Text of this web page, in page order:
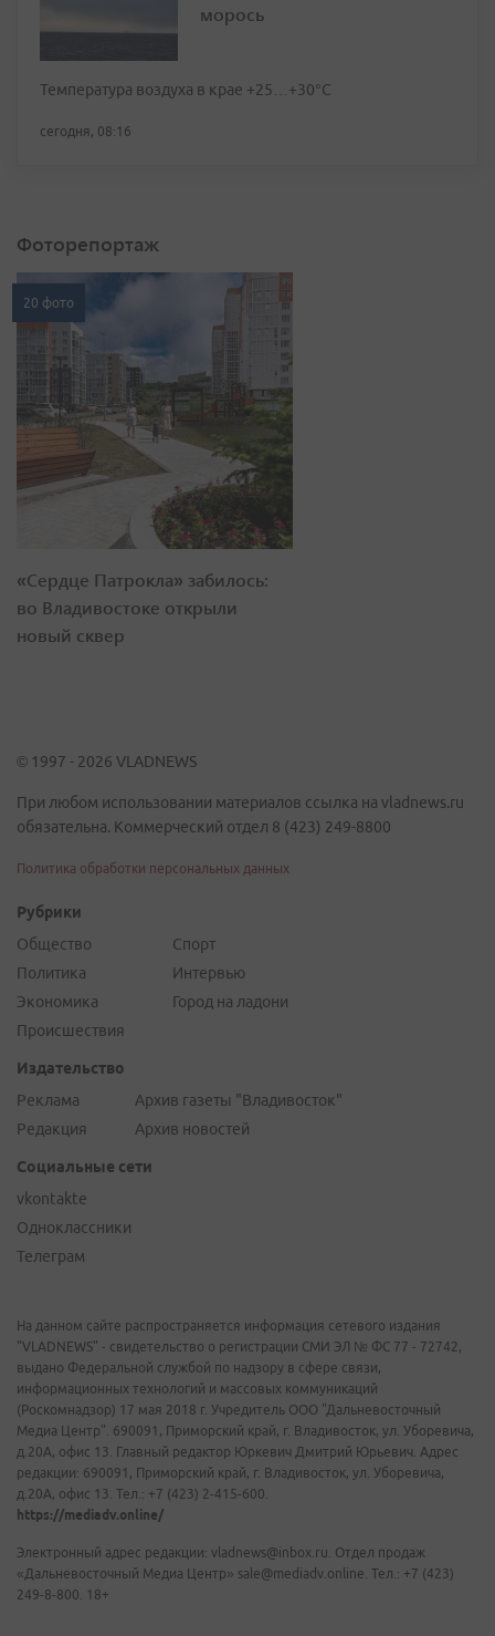
морось
Температура воздуха в крае +25…+30°C
сегодня, 08:16
Фоторепортаж
20 фото
«Сердце Патрокла» забилось:
во Владивостоке открыли
новый сквер
© 1997 - 2026 VLADNEWS
При любом использовании материалов ссылка на vladnews.ru
обязательна. Коммерческий отдел 8 (423) 249-8800
Политика обработки персональных данных
Рубрики
Общество
Политика
Экономика
Происшествия
Спорт
Интервью
Город на ладони
Издательство
Реклама
Редакция
Архив газеты "Владивосток"
Архив новостей
Социальные сети
vkontakte
Одноклассники
Телеграм
На данном сайте распространяется информация сетевого издания
"VLADNEWS" - свидетельство о регистрации СМИ ЭЛ № ФС 77 - 72742,
выдано Федеральной службой по надзору в сфере связи,
информационных технологий и массовых коммуникаций
(Роскомнадзор) 17 мая 2018 г. Учредитель ООО "Дальневосточный
Медиа Центр". 690091, Приморский край, г. Владивосток, ул. Уборевича,
д.20А, офис 13. Главный редактор Юркевич Дмитрий Юрьевич. Адрес
редакции: 690091, Приморский край, г. Владивосток, ул. Уборевича,
д.20А, офис 13. Тел.: +7 (423) 2-415-600.
https://mediadv.online/
Электронный адрес редакции: vladnews@inbox.ru. Отдел продаж
«Дальневосточный Медиа Центр» sale@mediadv.online. Тел.: +7 (423)
249-8-800. 18+